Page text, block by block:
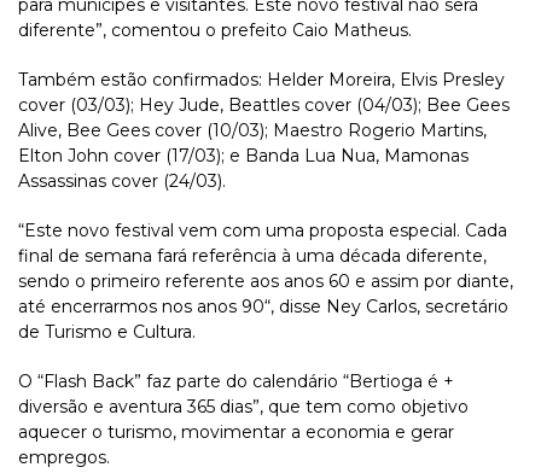
para munícipes e visitantes. Este novo festival não será
diferente”, comentou o prefeito Caio Matheus.
Também estão confirmados: Helder Moreira, Elvis Presley
cover (03/03); Hey Jude, Beattles cover (04/03); Bee Gees
Alive, Bee Gees cover (10/03); Maestro Rogerio Martins,
Elton John cover (17/03); e Banda Lua Nua, Mamonas
Assassinas cover (24/03).
“Este novo festival vem com uma proposta especial. Cada
final de semana fará referência à uma década diferente,
sendo o primeiro referente aos anos 60 e assim por diante,
até encerrarmos nos anos 90“, disse Ney Carlos, secretário
de Turismo e Cultura.
O “Flash Back” faz parte do calendário “Bertioga é +
diversão e aventura 365 dias”, que tem como objetivo
aquecer o turismo, movimentar a economia e gerar
empregos.